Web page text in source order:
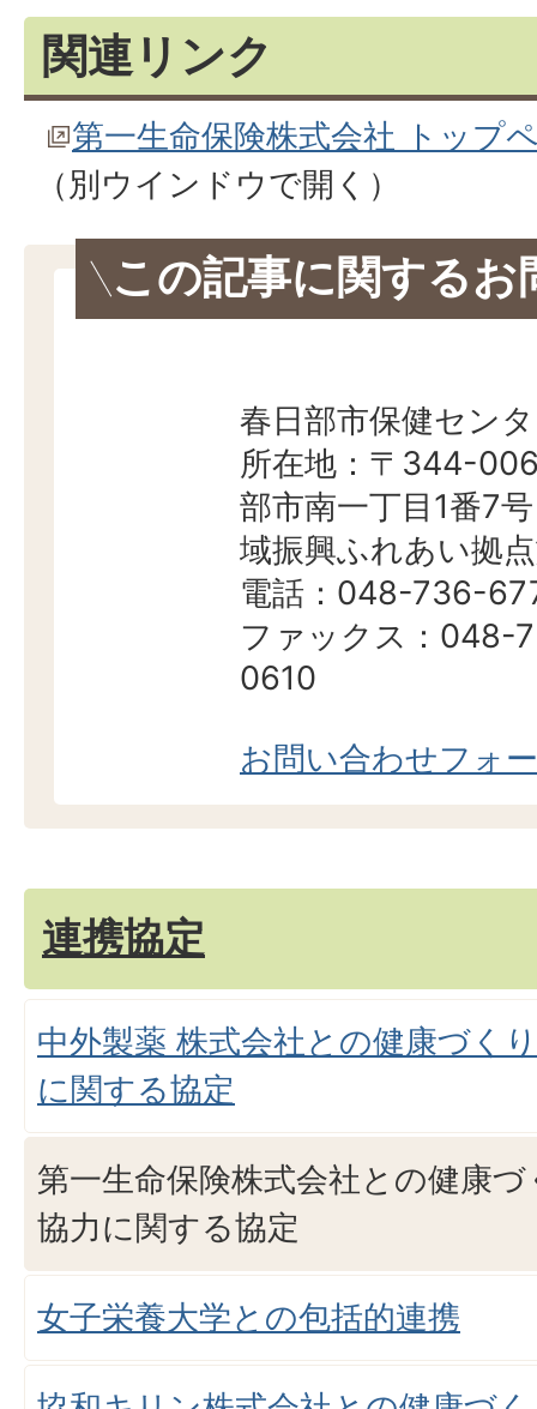
関連リンク
第一生命保険株式会社 トップ
（別ウインドウで開く）
この記事に関するお
春日部市保健セン
所在地：〒344-
部市南一丁目1番7
域振興ふれあい拠
電話：048-736-
ファックス：048-
0610
お問い合わせフォ
連携協定
中外製薬 株式会社との健康づく
に関する協定
第一生命保険株式会社との健康
協力に関する協定
女子栄養大学との包括的連携